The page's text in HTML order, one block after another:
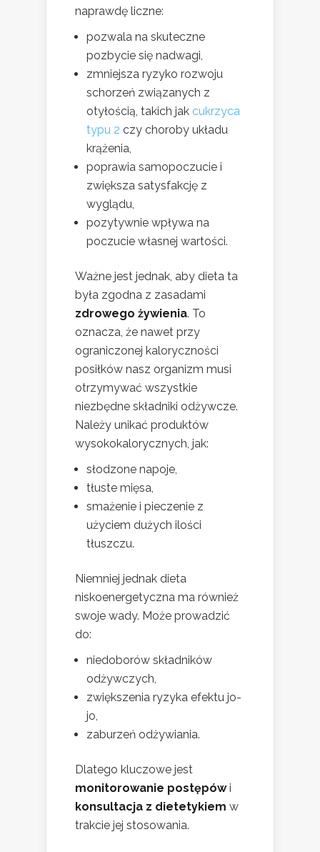
naprawdę liczne:
pozwala na skuteczne
pozbycie się nadwagi,
zmniejsza ryzyko rozwoju
schorzeń związanych z
otyłością, takich jak cukrzyca
typu 2 czy choroby układu
krążenia,
poprawia samopoczucie i
zwiększa satysfakcję z
wyglądu,
pozytywnie wpływa na
poczucie własnej wartości.
Ważne jest jednak, aby dieta ta
była zgodna z zasadami
zdrowego żywienia. To
oznacza, że nawet przy
ograniczonej kaloryczności
posiłków nasz organizm musi
otrzymywać wszystkie
niezbędne składniki odżywcze.
Należy unikać produktów
wysokokalorycznych, jak:
słodzone napoje,
tłuste mięsa,
smażenie i pieczenie z
użyciem dużych ilości
tłuszczu.
Niemniej jednak dieta
niskoenergetyczna ma również
swoje wady. Może prowadzić
do:
niedoborów składników
odżywczych,
zwiększenia ryzyka efektu jo-
jo,
zaburzeń odżywiania.
Dlatego kluczowe jest
monitorowanie postępówi
konsultacja z dietetykiem w
trakcie jej stosowania.